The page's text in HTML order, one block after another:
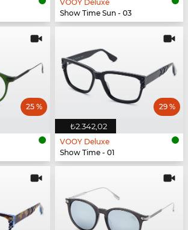
VOOY Deluxe
Show Time Sun - 03
25 %
₺2.342,02
29 %
VOOY Deluxe
Show Time - 01